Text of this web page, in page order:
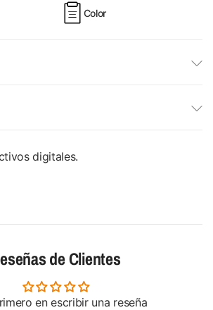
Color
digitales.
de Clientes
en escribir una reseña